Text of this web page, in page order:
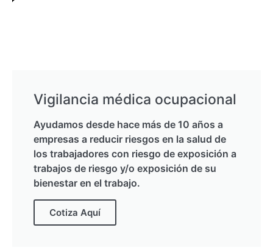
Vigilancia médica ocupacional
Ayudamos desde hace más de 10 años a
empresas a reducir riesgos en la salud de
los trabajadores con riesgo de exposición a
trabajos de riesgo y/o exposición de su
bienestar en el trabajo.
Cotiza Aquí